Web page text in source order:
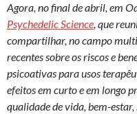
Agora, no final de abril, em
Psychedelic Science, que
compartilhar, no campo
recentes sobre os riscos e
psicoativas para usos
efeitos em curto e em longo
qualidade de vida, bem-estar,